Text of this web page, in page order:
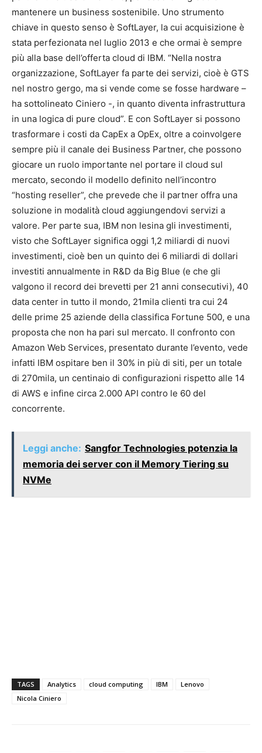
mantenere un business sostenibile. Uno strumento
chiave in questo senso è SoftLayer, la cui acquisizione è
stata perfezionata nel luglio 2013 e che ormai è sempre
più alla base dell’offerta cloud di IBM. “Nella nostra
organizzazione, SoftLayer fa parte dei servizi, cioè è GTS
nel nostro gergo, ma si vende come se fosse hardware –
ha sottolineato Ciniero -, in quanto diventa infrastruttura
in una logica di pure cloud”. E con SoftLayer si possono
trasformare i costi da CapEx a OpEx, oltre a coinvolgere
sempre più il canale dei Business Partner, che possono
giocare un ruolo importante nel portare il cloud sul
mercato, secondo il modello definito nell’incontro
“hosting reseller”, che prevede che il partner offra una
soluzione in modalità cloud aggiungendovi servizi a
valore. Per parte sua, IBM non lesina gli investimenti,
visto che SoftLayer significa oggi 1,2 miliardi di nuovi
investimenti, cioè ben un quinto dei 6 miliardi di dollari
investiti annualmente in R&D da Big Blue (e che gli
valgono il record dei brevetti per 21 anni consecutivi), 40
data center in tutto il mondo, 21mila clienti tra cui 24
delle prime 25 aziende della classifica Fortune 500, e una
proposta che non ha pari sul mercato. Il confronto con
Amazon Web Services, presentato durante l’evento, vede
infatti IBM ospitare ben il 30% in più di siti, per un totale
di 270mila, un centinaio di configurazioni rispetto alle 14
di AWS e infine circa 2.000 API contro le 60 del
concorrente.
Leggi anche: Sangfor Technologies potenzia la
memoria dei server con il Memory Tiering su
NVMe
TAGS Analytics cloud computing IBM
Lenovo
Nicola Ciniero